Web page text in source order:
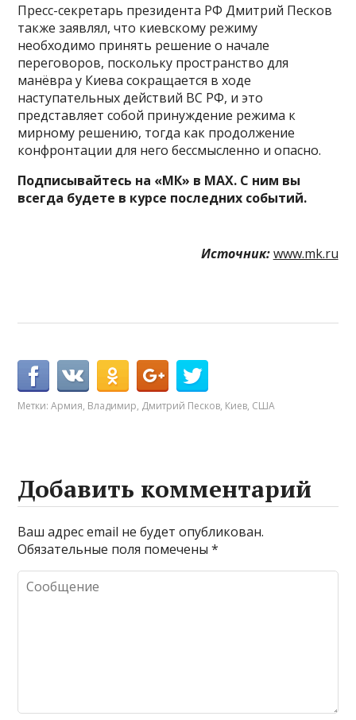
Пресс-секретарь президента РФ Дмитрий Песков
также заявлял, что киевскому режиму
необходимо принять решение о начале
переговоров, поскольку пространство для
манёвра у Киева сокращается в ходе
наступательных действий ВС РФ, и это
представляет собой принуждение режима к
мирному решению, тогда как продолжение
конфронтации для него бессмысленно и опасно.
Подписывайтесь на «МК» в MAX. С ним вы
всегда будете в курсе последних событий.
Источник: www.mk.ru
Метки:Армия, Владимир, Дмитрий Песков, Киев, США
Добавить комментарий
Ваш адрес email не будет опубликован.
Обязательные поля помечены*